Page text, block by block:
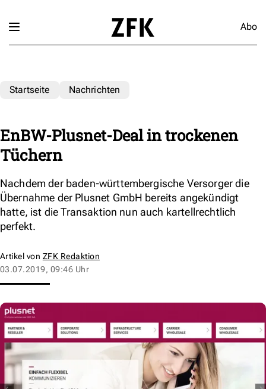
Abo
Startseite Nachrichten
EnBW-Plusnet-Deal in trockenen
Tüchern
Nachdem der baden-württembergische Versorger die
Übernahme der Plusnet GmbH bereits angekündigt
hatte, ist die Transaktion nun auch kartellrechtlich
perfekt.
Artikel von ZFK Redaktion
03.07.2019, 09:46 Uhr